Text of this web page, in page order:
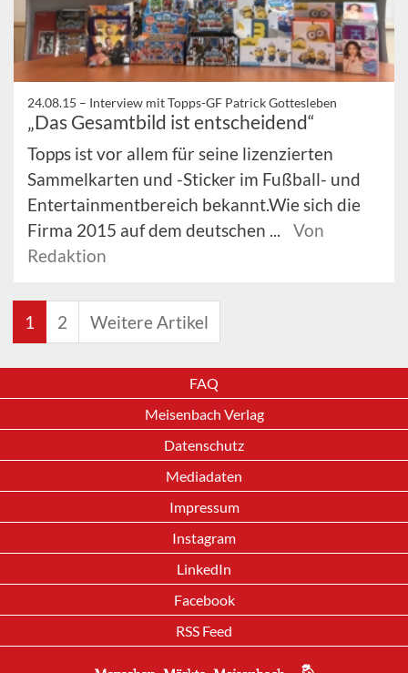
24.08.15 – Interview mit Topps-GF Patrick Gottesleben
„Das Gesamtbild ist entscheidend“
Topps ist vor allem für seine lizenzierten
Sammelkarten und -Sticker im Fußball- und
Entertainmentbereich bekannt.Wie sich die
Firma 2015 auf dem deutschen ...
Von
Redaktion
1 2 Weitere Artikel
FAQ
Meisenbach Verlag
Datenschutz
Mediadaten
Impressum
Instagram
LinkedIn
Facebook
RSS Feed